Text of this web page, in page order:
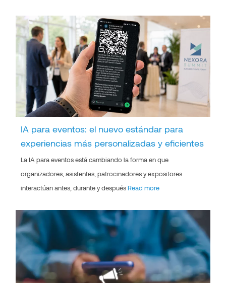
IA para eventos: el nuevo estándar para
experiencias más personalizadas y eficientes
La IA para eventos está cambiando la forma en que
organizadores, asistentes, patrocinadores y expositores
interactúan antes, durante y despuésRead more